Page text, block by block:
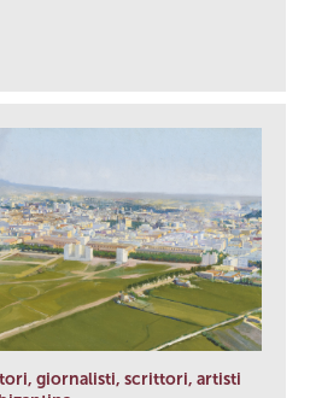
giornalisti, scrittori, artisti